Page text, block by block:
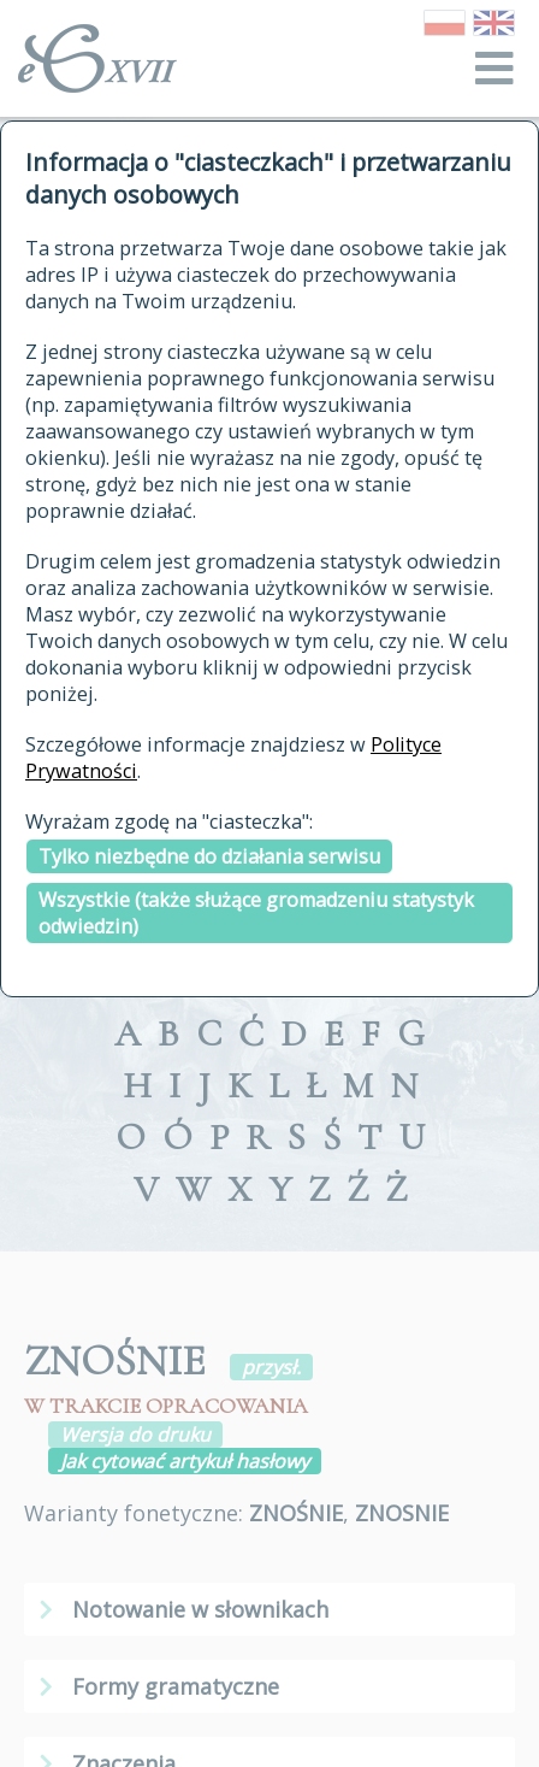
Informacja o "ciasteczkach" i przetwarzaniu
danych osobowych
Ta strona przetwarza Twoje dane osobowe takie jak
adres IP i używa ciasteczek do przechowywania
danych na Twoim urządzeniu.
Z jednej strony ciasteczka używane są w celu
zapewnienia poprawnego funkcjonowania serwisu
(np. zapamiętywania filtrów wyszukiwania
zaawansowanego czy ustawień wybranych w tym
okienku). Jeśli nie wyrażasz na nie zgody, opuść tę
stronę, gdyż bez nich nie jest ona w stanie
poprawnie działać.
Drugim celem jest gromadzenia statystyk odwiedzin
oraz analiza zachowania użytkowników w serwisie.
Masz wybór, czy zezwolić na wykorzystywanie
Twoich danych osobowych w tym celu, czy nie. W celu
dokonania wyboru kliknij w odpowiedni przycisk
poniżej.
Szczegółowe informacje znajdziesz w Polityce
Prywatności.
Wyrażam zgodę na "ciasteczka":
Tylko niezbędne do działania serwisu
Wszystkie (także służące gromadzeniu statystyk
odwiedzin)
autorzy Słownika
historia
publikacje
źródła
autorzy tekstów źródłowych
zasady opracowania
statystyki
najnowsze hasła
ostatnio zmodyfikowane hasła
materiały archiwalne
cytowanie
kontakt
kwerendy
jak cytować Słownik
ELEKTRONICZNY SŁOWNIK
JĘZYKA POLSKIEGO
XVII I XVIII WIEKU
znajdź hasła
zaczynające się od
indeksie
a fronte
a tergo
A B C Ć D E F G
H I J K L Ł M N
O Ó P R S Ś T U
V W X Y Z Ź Ż
ZNOŚNIE
przysł.
W TRAKCIE OPRACOWANIA
Wersja do druku
Jak cytować artykuł hasłowy
Warianty fonetyczne: ZNOŚNIE, ZNOSNIE
Notowanie w słownikach
Formy gramatyczne